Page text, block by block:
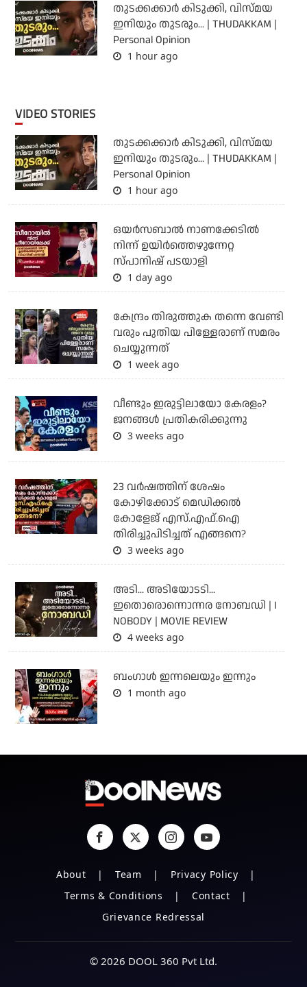
തുടക്കക്കാര്‍ കിടുക്കി, വിസ്മയ
ഇനിയും തുടരും... | THUDAKKAM |
Personal Opinion
1 hour ago
VIDEO STORIES
തുടക്കക്കാര്‍ കിടുക്കി, വിസ്മയ
ഇനിയും തുടരും... | THUDAKKAM |
Personal Opinion
1 hour ago
ഒയര്‍സബാൽ നാണക്കേടിൽ
നിന്ന് ഉയിർത്തെഴുന്നേറ്റ
സ്പാനിഷ് പടയാളി
1 day ago
കേന്ദ്രം തിരുത്തുക തന്നെ വേണ്ടി
വരും പുതിയ പിള്ളേരാണ് സമരം
ചെയ്യുന്നത്
1 week ago
വീണ്ടും ഇരുട്ടിലായോ കേരളം?
ജനങ്ങൾ പ്രതികരിക്കുന്നു
3 weeks ago
23 വർഷത്തിന് ശേഷം
കോഴിക്കോട് മെഡിക്കൽ
കോളേജ് എസ്.എഫ്.ഐ
തിരിച്ചുപിടിച്ചത് എങ്ങനെ?
3 weeks ago
അടി... അടിയോടടി...
ഇതൊരൊന്നൊന്നര നോബഡി | I
NOBODY | MOVIE REVIEW
4 weeks ago
ബംഗാള്‍ ഇന്നലെയും ഇന്നും
1 month ago
About Team
Privacy Policy
Terms & Conditions
Contact
Grievance Redressal
© 2026 DOOL 360 Pvt Ltd.